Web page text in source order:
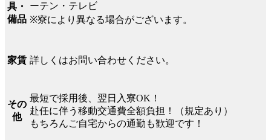
具・
備品
ーテン・テレビ
※寮により異なる場合がございます。
家賃 詳しくはお問い合わせください。
その
他
最短で採用後、翌日入寮OK！
赴任に伴う移動交通費全額負担！（規定あり）
もちろんご自宅からの通勤も歓迎です！